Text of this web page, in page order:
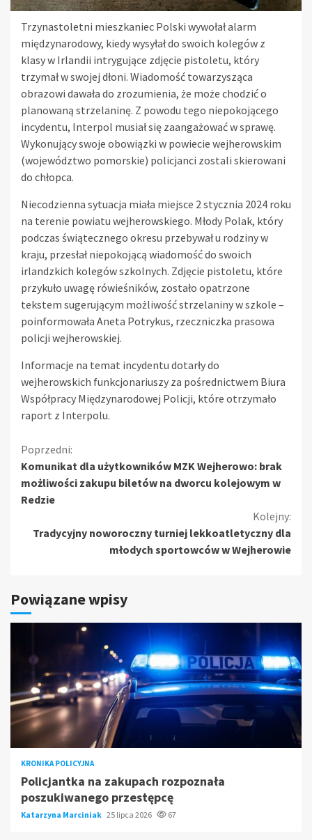
Trzynastoletni mieszkaniec Polski wywołał alarm
międzynarodowy, kiedy wysyłał do swoich kolegów z
klasy w Irlandii intrygujące zdjęcie pistoletu, który
trzymał w swojej dłoni. Wiadomość towarzysząca
obrazowi dawała do zrozumienia, że może chodzić o
planowaną strzelaninę. Z powodu tego niepokojącego
incydentu, Interpol musiał się zaangażować w sprawę.
Wykonujący swoje obowiązki w powiecie wejherowskim
(województwo pomorskie) policjanci zostali skierowani
do chłopca.
Niecodzienna sytuacja miała miejsce 2 stycznia 2024 roku
na terenie powiatu wejherowskiego. Młody Polak, który
podczas świątecznego okresu przebywał u rodziny w
kraju, przesłał niepokojącą wiadomość do swoich
irlandzkich kolegów szkolnych. Zdjęcie pistoletu, które
przykuło uwagę rówieśników, zostało opatrzone
tekstem sugerującym możliwość strzelaniny w szkole –
poinformowała Aneta Potrykus, rzeczniczka prasowa
policji wejherowskiej.
Informacje na temat incydentu dotarły do
wejherowskich funkcjonariuszy za pośrednictwem Biura
Współpracy Międzynarodowej Policji, które otrzymało
raport z Interpolu.
Kontynuuj
czytanie
Poprzedni:
Komunikat dla użytkowników MZK Wejherowo: brak
możliwości zakupu biletów na dworcu kolejowym w
Redzie
Kolejny:
Tradycyjny noworoczny turniej lekkoatletyczny dla
młodych sportowców w Wejherowie
Powiązane wpisy
KRONIKA POLICYJNA
Policjantka na zakupach rozpoznała
poszukiwanego przestępcę
Katarzyna Marciniak 25 lipca 2026 67